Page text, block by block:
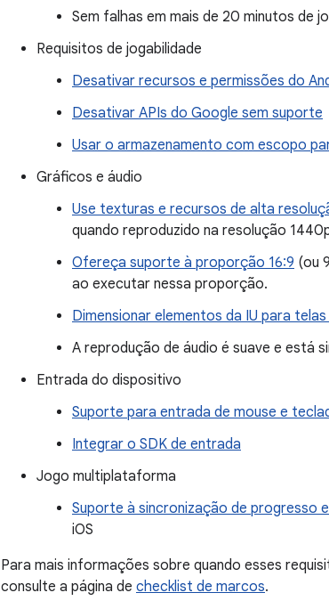
Sem falhas em mais de 20 minutos de
Requisitos de jogabilidade
Desativar recursos e permissões do
Desativar APIs do Google sem suporte
Usar o armazenamento com escopo
Gráficos e áudio
Use texturas e recursos de alta
quando reproduzido na resolução
Ofereça suporte à proporção 16:9 (ou
ao executar nessa proporção.
Dimensionar elementos da IU para
A reprodução de áudio é suave e está
Entrada do dispositivo
Suporte para entrada de mouse e
Integrar o SDK de entrada
Jogo multiplataforma
Suporte à sincronização de progresso
iOS
Para mais informações sobre quando esses
consulte a página de checklist de marcos.